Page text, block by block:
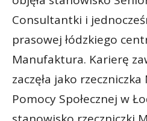
Consultantki i
prasowej łódzkiego
Manufaktura. Karierę
zaczęła jako
Pomocy Społecznej w